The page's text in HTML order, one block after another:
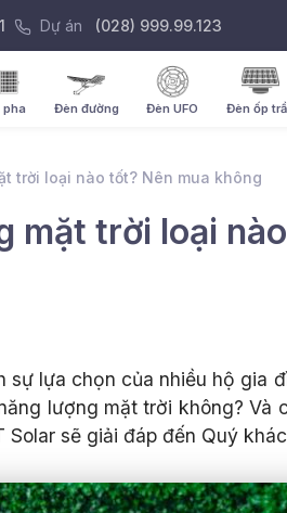
Dự án (028) 999.99.123
Đèn đường Đèn UFO Đèn ốp
trời loại nào tốt? Nên mua không
mặt trời loại
sự lựa chọn của nhiều hộ gia
lượng mặt trời không? Và
sẽ giải đáp đến Quý